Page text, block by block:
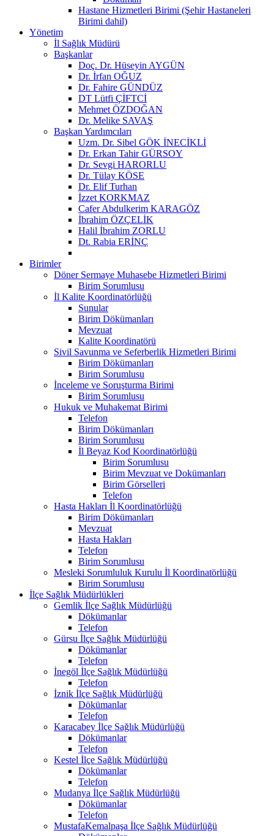
Hastane Hizmetleri Birimi (Şehir Hastaneleri
Birimi dahil)
Yönetim
İl Sağlık Müdürü
Başkanlar
Doç. Dr. Hüseyin AYGÜN
Dr. İrfan OĞUZ
Dr. Fahire GÜNDÜZ
DT Lütfi ÇİFTCİ
Mehmet ÖZDOĞAN
Dr. Melike SAVAŞ
Başkan Yardımcıları
Uzm. Dr. Sibel GÖK İNECİKLİ
Dr. Erkan Tahir GÜRSOY
Dr. Sevgi HARORLU
Dr. Tülay KÖSE
Dr. Elif Turhan
İzzet KORKMAZ
Cafer Abdulkerim KARAGÖZ
İbrahim ÖZÇELİK
Halil İbrahim ZORLU
Dt. Rabia ERİNÇ
Birimler
Döner Sermaye Muhasebe Hizmetleri Birimi
Birim Sorumlusu
İl Kalite Koordinatörlüğü
Sunular
Birim Dökümanları
Mevzuat
Kalite Koordinatörü
Sivil Savunma ve Seferberlik Hizmetleri Birimi
Birim Dökümanları
Birim Sorumlusu
İnceleme ve Soruşturma Birimi
Birim Sorumlusu
Hukuk ve Muhakemat Birimi
Telefon
Birim Dökümanları
Birim Sorumlusu
İl Beyaz Kod Koordinatörlüğü
Birim Sorumlusu
Birim Mevzuat ve Dokümanları
Birim Görselleri
Telefon
Hasta Hakları İl Koordinatörlüğü
Birim Dökümanları
Mevzuat
Hasta Hakları
Telefon
Birim Sorumlusu
Mesleki Sorumluluk Kurulu İl Koordinatörlüğü
Birim Sorumlusu
İlçe Sağlık Müdürlükleri
Gemlik İlçe Sağlık Müdürlüğü
Dökümanlar
Telefon
Gürsu İlçe Sağlık Müdürlüğü
Dökümanlar
Telefon
İnegöl İlçe Sağlık Müdürlüğü
Telefon
İznik İlçe Sağlık Müdürlüğü
Dökümanlar
Telefon
Karacabey İlçe Sağlık Müdürlüğü
Dökümanlar
Telefon
Kestel İlçe Sağlık Müdürlüğü
Dökümanlar
Telefon
Mudanya İlçe Sağlık Müdürlüğü
Dökümanlar
Telefon
MustafaKemalpaşa İlçe Sağlık Müdürlüğü